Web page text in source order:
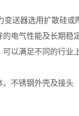
变送器选用扩散硅
的电气性能及长期
以满足不同的行业
，不锈钢外壳及接头